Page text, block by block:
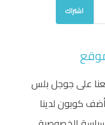
اشتراك
على جوجل بلس
أضف كوبون لدينا